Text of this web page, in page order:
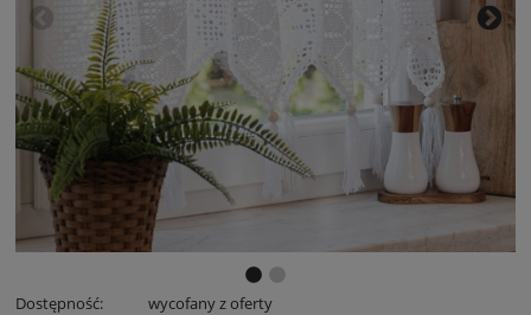
Dostępność:
wycofany z oferty